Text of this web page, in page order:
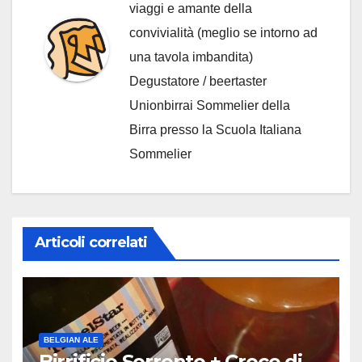
viaggi e amante della
convivialità (meglio se intorno ad
una tavola imbandita)
Degustatore / beertaster
Unionbirrai Sommelier della
Birra presso la Scuola Italiana
Sommelier
Articoli correlati
BELGIAN ALE